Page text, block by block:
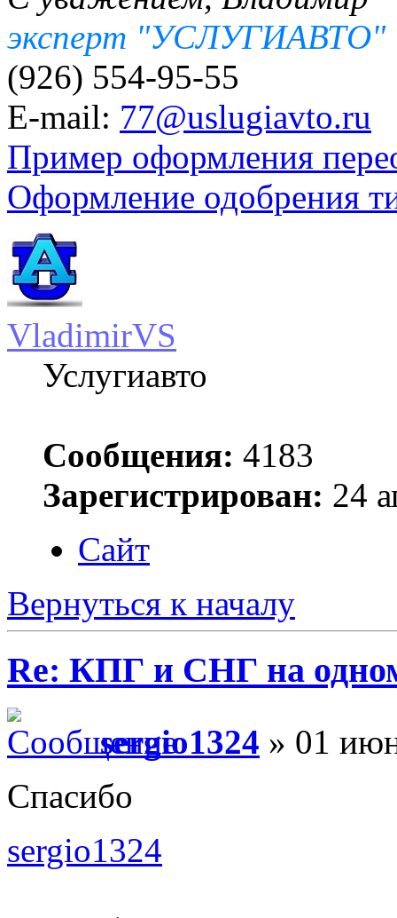
эксперт "УСЛУГИАВТО"
(926) 554-95-55
E-mail: 77@uslugiavto.ru
Пример оформления
Оформление одобрения
VladimirVS
Услугиавто
Сообщения: 4183
Зарегистрирован: 24
Сайт
Вернуться к началу
Re: КПГ и СНГ на
sergio1324 » 01
Спасибо
sergio1324